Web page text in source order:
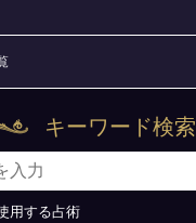
キーワード検索
用する占術